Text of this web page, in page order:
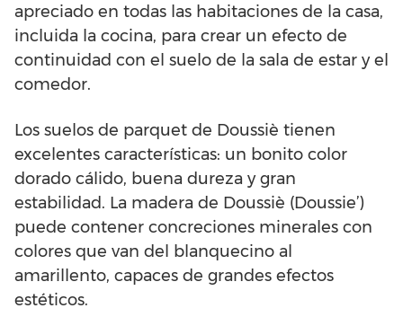
apreciado en todas las habitaciones de la casa,
incluida la cocina, para crear un efecto de
continuidad con el suelo de la sala de estar y el
comedor.
Los suelos de parquet de Doussiè tienen
excelentes características: un bonito color
dorado cálido, buena dureza y gran
estabilidad. La madera de Doussiè (Doussie’)
puede contener concreciones minerales con
colores que van del blanquecino al
amarillento, capaces de grandes efectos
estéticos.